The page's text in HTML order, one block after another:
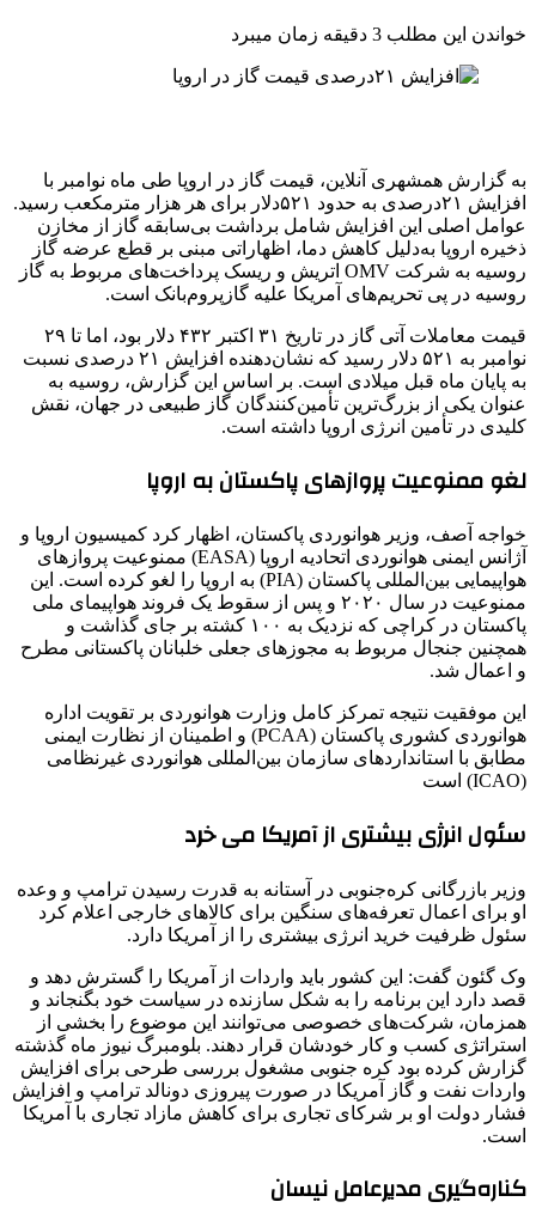
خواندن این مطلب 3 دقیقه زمان میبرد
به گزارش همشهری آنلاین، قیمت گاز در اروپا طی ‌ماه نوامبر با
افزایش ۲۱درصدی به حدود ۵۲۱دلار برای هر هزار مترمکعب رسید.
عوامل اصلی این افزایش شامل برداشت بی‌سابقه گاز از مخازن
ذخیره اروپا به‌دلیل کاهش دما، اظهاراتی مبنی بر قطع عرضه گاز
روسیه به شرکت OMV اتریش و ریسک پرداخت‌های مربوط به گاز
روسیه در پی تحریم‌های آمریکا علیه‌ گازپروم‌بانک است.
قیمت معاملات آتی گاز در تاریخ ۳۱ اکتبر ۴۳۲ دلار بود، اما تا ۲۹
نوامبر به ۵۲۱ دلار رسید که نشان‌دهنده افزایش ۲۱ درصدی نسبت
به پایان ماه قبل میلادی است. بر اساس این گزارش، روسیه به
عنوان یکی از بزرگ‌ترین تأمین‌کنندگان گاز طبیعی در جهان، نقش
کلیدی در تأمین انرژی اروپا داشته است.
لغو ممنوعیت پروازهای پاکستان به اروپا
خواجه آصف، وزیر هوانوردی پاکستان، اظهار کرد کمیسیون اروپا و
آژانس ایمنی هوانوردی اتحادیه اروپا (EASA) ممنوعیت پروازهای
هواپیمایی بین‌المللی پاکستان (PIA) به اروپا را لغو کرده‌ است. این
ممنوعیت در سال ۲۰۲۰ و پس از سقوط یک فروند هواپیمای ملی
پاکستان در کراچی که نزدیک به ۱۰۰ کشته بر جای گذاشت و
همچنین جنجال مربوط به مجوزهای جعلی خلبانان پاکستانی مطرح
و اعمال شد.
این موفقیت نتیجه تمرکز کامل وزارت هوانوردی بر تقویت اداره
هوانوردی کشوری پاکستان (PCAA) و اطمینان از نظارت ایمنی
مطابق با استانداردهای سازمان بین‌المللی هوانوردی غیرنظامی
(ICAO) است
سئول انرژی بیشتری از آمریکا می خرد
وزیر بازرگانی کره‌جنوبی در آستانه به قدرت رسیدن ترامپ و وعده
او برای اعمال تعرفه‌های سنگین برای کالاهای خارجی اعلام کرد
سئول ظرفیت خرید انرژی بیشتری را از آمریکا دارد.
وک گئون گفت: این کشور باید واردات از آمریکا را گسترش دهد و
قصد دارد این برنامه را به شکل سازنده در سیاست خود بگنجاند و
همزمان، شرکت‌های خصوصی می‌توانند این موضوع را بخشی از
استراتژی کسب و کار خودشان قرار دهند. بلومبرگ نیوز ماه گذشته
گزارش کرده بود کره جنوبی مشغول بررسی طرحی برای افزایش
واردات نفت و گاز آمریکا در صورت پیروزی دونالد ترامپ و افزایش
فشار دولت او بر شرکای تجاری برای کاهش مازاد تجاری با آمریکا
است.
کناره‌گیری مدیرعامل نیسان